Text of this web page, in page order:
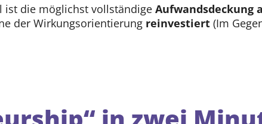
ist die möglichst vollständigeAufwandsdeckung
der Wirkungsorientierung reinvestiert (Im